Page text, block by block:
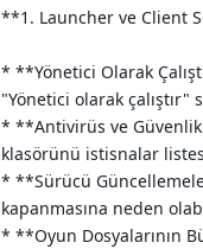
**1. Launcher ve Client
* **Yönetici Olarak
"Yönetici olarak
* **Antivirüs ve Güvenlik
klasörünü istisnalar
* **Sürücü
kapanmasına neden
* **Oyun Dosyalarının